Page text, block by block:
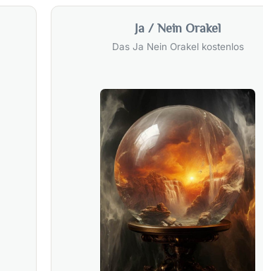
Ja / Nein Orakel
Das Ja Nein Orakel kostenlos